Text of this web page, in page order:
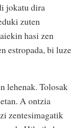
jokatu dira
zuten
hasi zen
estropada, bi luze
lehenak. Tolosak
A ontzia
zentesimagatik